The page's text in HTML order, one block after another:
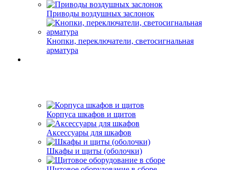
Приводы воздушных заслонок
Кнопки, переключатели, светосигнальная
арматура
Корпуса шкафов и щитов
Аксессуары для шкафов
Шкафы и щиты (оболочки)